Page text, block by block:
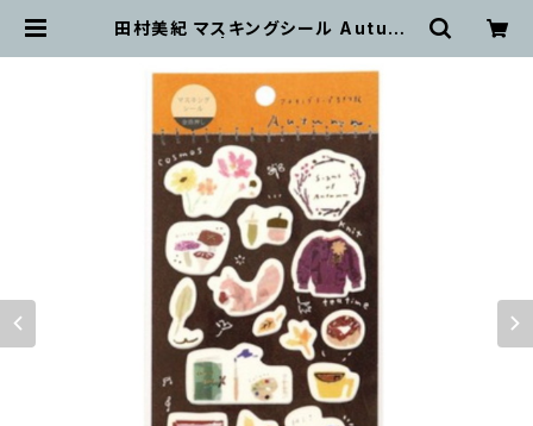
田村美紀 マスキングシール Autumn